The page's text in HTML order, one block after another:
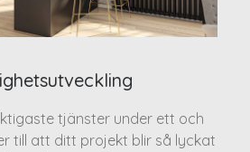
tjänster under ett och
till att ditt projekt blir så lyckat